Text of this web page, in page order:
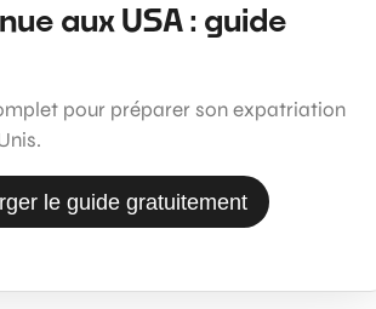
aux USA : guide
pour préparer son expatriation
le guide gratuitement